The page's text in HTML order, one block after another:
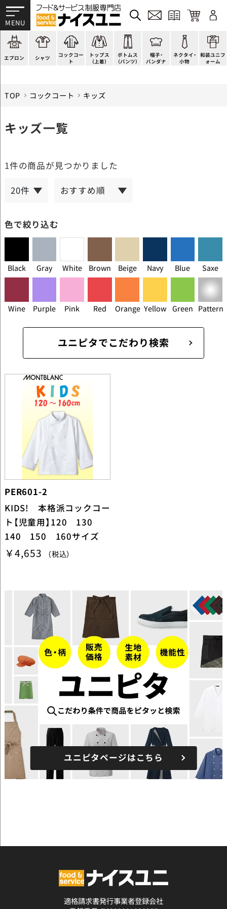
エプロン
かぶり型
スモック風
厨房用
ラップエプロン
シャツ
ピンタック
Tシャツ
ポロシャツ
和風シャツ(Asian)コックコー
ト
ショップコート
スタンダード
ファッション
キッズ
トップス
（上着）
法被(はっぴ)
調理白衣
カットソー
ジャンバー
ボトムス
（パンツ）
イージーパンツ
ワンピース
厨房シューズ
フロアシューズ
帽子・
バンダナ
洋帽子
コック帽
衛生帽子
ヘアネット
ネクタイ・
小物
ネクタイ
蝶ネクタイ
リボン・スカーフ
クロスタイ
和装ユニフ
ォーム
帯
草履、足袋など
着付小物
きもの
TOP コックコート キッズ
キッズ一覧
1件の商品が見つかりました
色で絞り込む
Black Gray White Brown Beige Navy Blue Saxe
Wine Purple Pink Red Orange Yellow Green Pattern
ユニピタでこだわり検索
PER601-2
KIDS! 本格派コックコー
ト【児童用】120 130
140 150 160サイズ
￥4,653 （税込）
ユニピタページはこちら
適格請求書発行事業者登録会社